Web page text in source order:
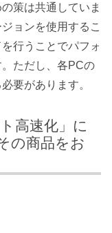
策は共通していま
ョンを使用するこ
行うことでパフォ
ただし、各PCの
要があります。
高速化」に
の商品をお